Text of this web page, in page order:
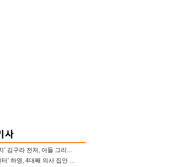
‘17억 빚잔치’ 김구라 전처, 아들 그리는 “나 뿐인데” 친엄마 챙기는 효심 눈길
‘중증외상센터’ 하영, 4대째 의사 집안 인증 “증조부, 고종 황제 진료”(옥문아)[어제TV]